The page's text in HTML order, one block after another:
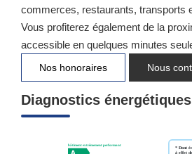
commerces, restaurants, transports
Vous profiterez également de la
accessible en quelques minutes
Nos honoraires Nous
Diagnostics énergétiques